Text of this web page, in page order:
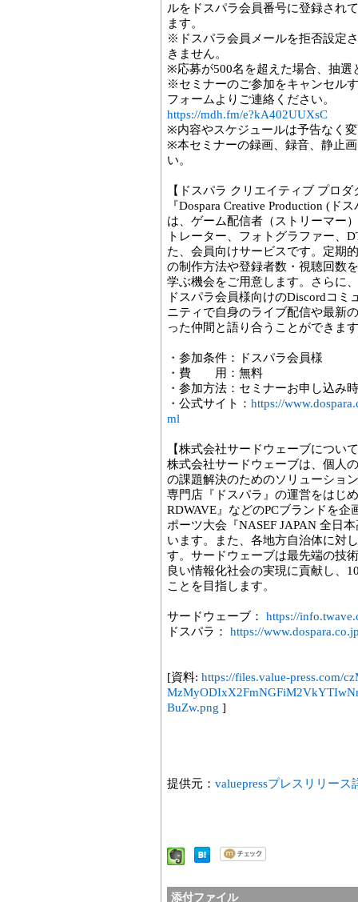
ルをドスパラ会員番号に登録され
ます。
※ドスパラ会員メールを拒否設定
きません。
※応募が500名を超えた場合、抽選
※セミナーのご参加をキャンセル
フォームよりご連絡ください。
https://mdh.fm/e?kA402UUXsC
※内容やスケジュールは予告なく
※本セミナーの録画、録音、静止
い。
【ドスパラ クリエイティブ プロ
『Dospara Creative Production (ド
は、ゲーム配信者（ストリーマー
トレーター、フォトグラファー、
た、会員向けサービスです。定期
の制作方法や登録者数・視聴回数
学ぶ機会をご用意します。さらに
ドスパラ会員様向けのDiscordコ
ニティで自身のライブ配信や最新
った仲間と語り合うことができま
・参加条件：ドスパラ会員様
・費 用：無料
・参加方法：セミナーお申し込み
・公式サイト： https://
ml
【株式会社サードウェーブについ
株式会社サードウェーブは、個人
の課題解決のためのソリューショ
専門店『ドスパラ』の運営をはじ
RDWAVE』などのPCブランドを
ポーツ大会『NASEF JAPAN 全日
います。また、各地方自治体に対
す。サードウェーブは最先端の技
良い情報化社会の実現に貢献し、
ことを目指します。
サードウェーブ： https://
ドスパラ： https://
[資料: https://files.value-press.com/
BuZw.png ]
提供元： valuepressプレスリリース
添付ファイル